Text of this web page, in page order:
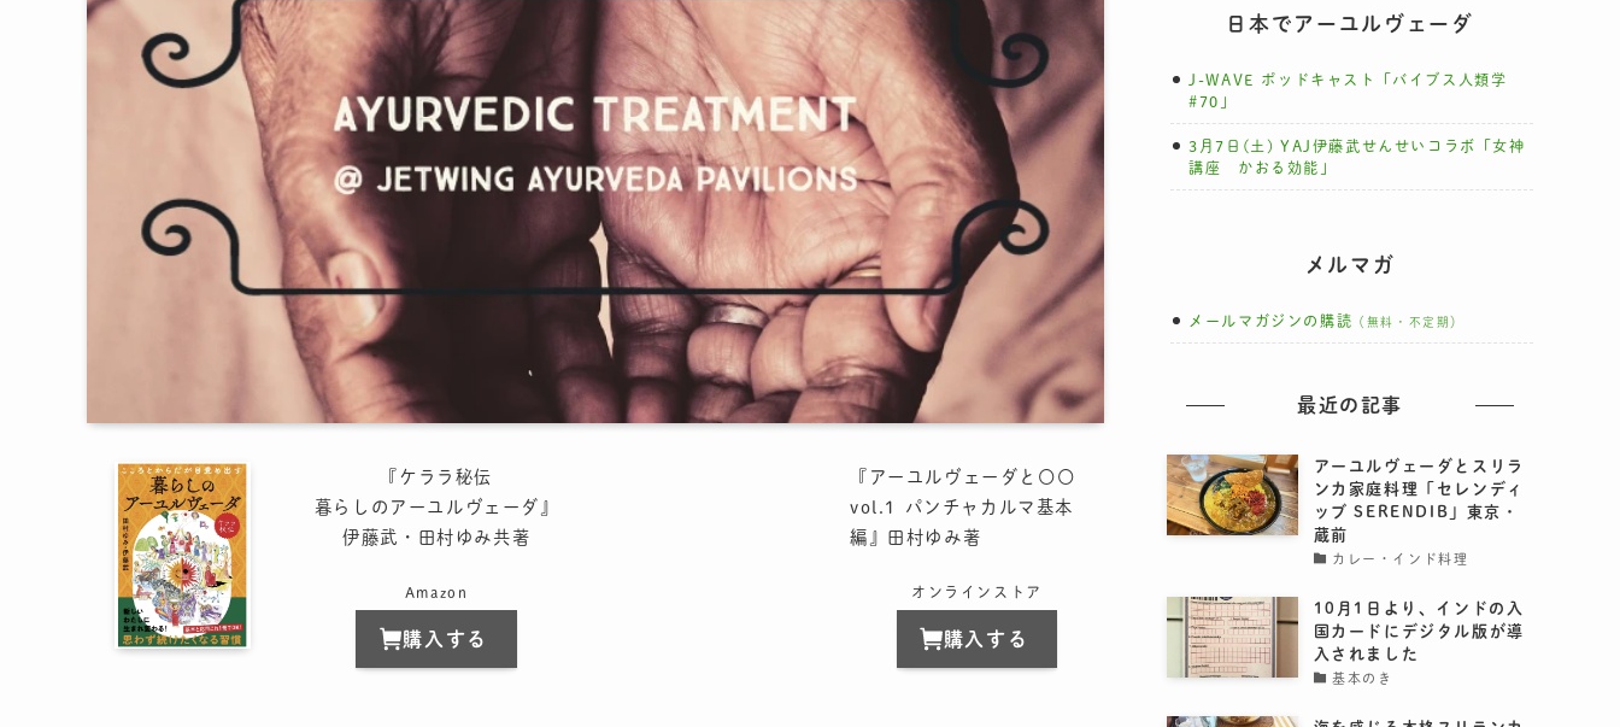
『ケララ秘伝
暮らしのアーユルヴェーダ』
伊藤武・田村ゆみ共著
Amazon
購入する
『アーユルヴェーダと〇〇
vol.1 パンチャカルマ基本
編』田村ゆみ著
オンラインストア
購入する
日本でアーユルヴェーダ
J-WAVE ポッドキャスト「バイブス人類学
#70」
3月7日(土) YAJ伊藤武せんせいコラボ「女神
講座 かおる効能」
メルマガ
メールマガジンの購読 （無料・不定期）
最近の記事
アーユルヴェーダとスリラ
ンカ家庭料理「セレンディ
ッブ SERENDIB」東京・
蔵前
カレー・インド料理
10月1日より、インドの入
国カードにデジタル版が導
入されました
基本のき